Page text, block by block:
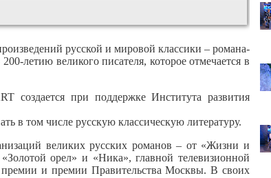
русской и мировой классики – романа-
летию великого писателя, которое отмечается в
создается при поддержке Института развития
в том числе русскую классическую литературу.
великих русских романов – от «Жизни и
орел» и «Ника», главной телевизионной
и премии Правительства Москвы. В своих